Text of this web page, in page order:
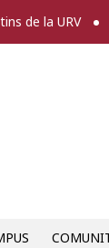
de la URV